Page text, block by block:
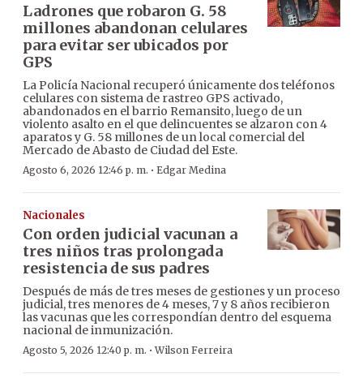
Ladrones que robaron G. 58
millones abandonan celulares
para evitar ser ubicados por
GPS
La Policía Nacional recuperó únicamente dos teléfonos
celulares con sistema de rastreo GPS activado,
abandonados en el barrio Remansito, luego de un
violento asalto en el que delincuentes se alzaron con 4
aparatos y G. 58 millones de un local comercial del
Mercado de Abasto de Ciudad del Este.
Agosto 6, 2026 12:46 p. m. · Edgar Medina
Nacionales
Con orden judicial vacunan a
tres niños tras prolongada
resistencia de sus padres
Después de más de tres meses de gestiones y un proceso
judicial, tres menores de 4 meses, 7 y 8 años recibieron
las vacunas que les correspondían dentro del esquema
nacional de inmunización.
Agosto 5, 2026 12:40 p. m. ·Wilson Ferreira